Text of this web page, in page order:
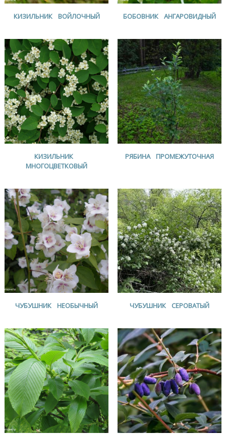
КИЗИЛЬНИК ВОЙЛОЧНЫЙ БОБОВНИК АНГАРОВИДНЫЙ
КИЗИЛЬНИК
МНОГОЦВЕТКОВЫЙ
РЯБИНА ПРОМЕЖУТОЧНАЯ
ЧУБУШНИК НЕОБЫЧНЫЙ ЧУБУШНИК СЕРОВАТЫЙ